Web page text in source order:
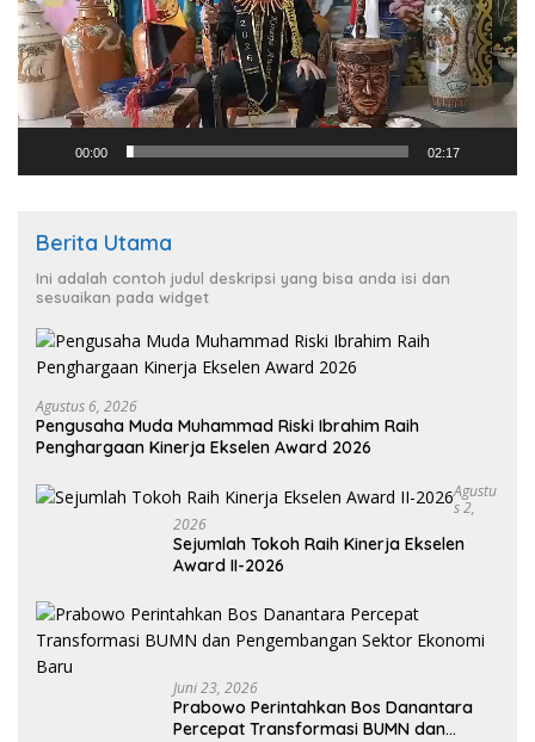
00:00 02:17
Berita Utama
Ini adalah contoh judul deskripsi yang bisa anda isi dan
sesuaikan pada widget
Agustus 6, 2026
Pengusaha Muda Muhammad Riski Ibrahim Raih
Penghargaan Kinerja Ekselen Award 2026
Agustu
S 2,
2026
Sejumlah Tokoh Raih Kinerja Ekselen
Award II-2026
Juni 23, 2026
Prabowo Perintahkan Bos Danantara
Percepat Transformasi BUMN dan